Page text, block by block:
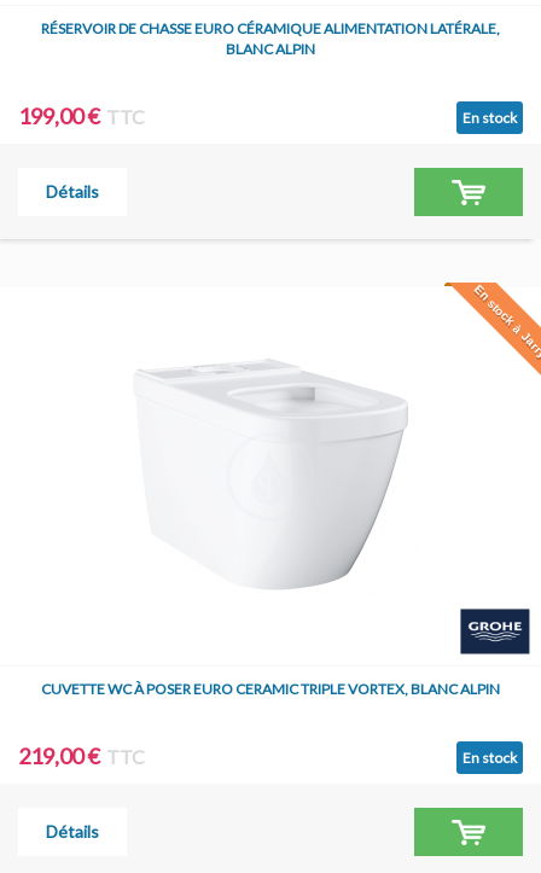
RÉSERVOIR DE CHASSE EURO CÉRAMIQUE ALIMENTATION LATÉRALE,
BLANC ALPIN
199,00 € TTC En stock
Détails
En stock à
CUVETTE WC À POSER EURO CERAMIC TRIPLE VORTEX, BLANC ALPIN
219,00 € TTC En stock
Détails